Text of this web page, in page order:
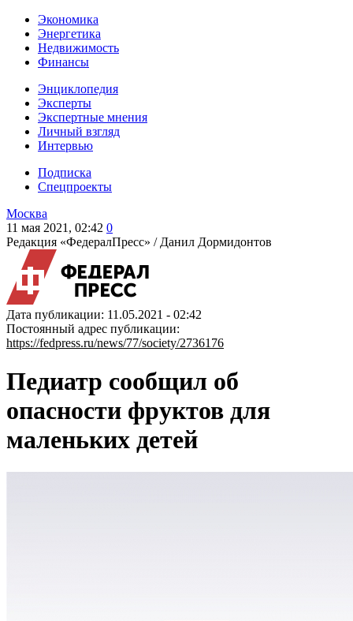
Экономика
Энергетика
Недвижимость
Финансы
Энциклопедия
Эксперты
Экспертные мнения
Личный взгляд
Интервью
Подписка
Спецпроекты
Москва
11 мая 2021, 02:42 0
Редакция «ФедералПресс» / Данил Дормидонтов
Дата публикации: 11.05.2021 - 02:42
Постоянный адрес публикации:
https://fedpress.ru/news/77/society/2736176
Педиатр сообщил об
опасности фруктов для
маленьких детей